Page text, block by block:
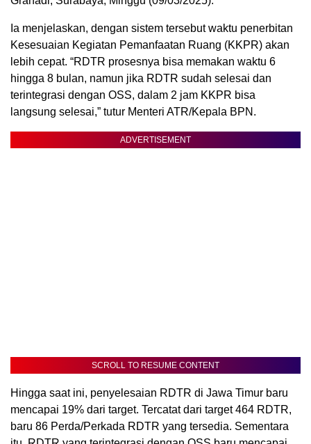
Ia menjelaskan, dengan sistem tersebut waktu penerbitan
Kesesuaian Kegiatan Pemanfaatan Ruang (KKPR) akan
lebih cepat. “RDTR prosesnya bisa memakan waktu 6
hingga 8 bulan, namun jika RDTR sudah selesai dan
terintegrasi dengan OSS, dalam 2 jam KKPR bisa
langsung selesai,” tutur Menteri ATR/Kepala BPN.
ADVERTISEMENT
SCROLL TO RESUME CONTENT
Hingga saat ini, penyelesaian RDTR di Jawa Timur baru
mencapai 19% dari target. Tercatat dari target 464 RDTR,
baru 86 Perda/Perkada RDTR yang tersedia. Sementara